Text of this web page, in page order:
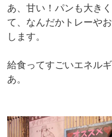
あ、甘い！パンも大き
て、なんだかトレーや
します。
給食ってすごいエネル
あ。